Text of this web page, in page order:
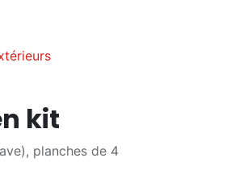
kit
planches de 4